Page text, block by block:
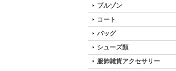
ブルゾン
コート
バッグ
シューズ類
服飾雑貨アクセサリー